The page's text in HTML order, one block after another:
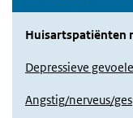
Huisartspatiënten
Depressieve
Angstig/nerveus/